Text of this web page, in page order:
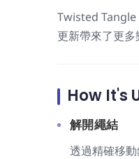
Twisted Tangle
更新帶來了更多
How It's
解開繩結
透過精確移動